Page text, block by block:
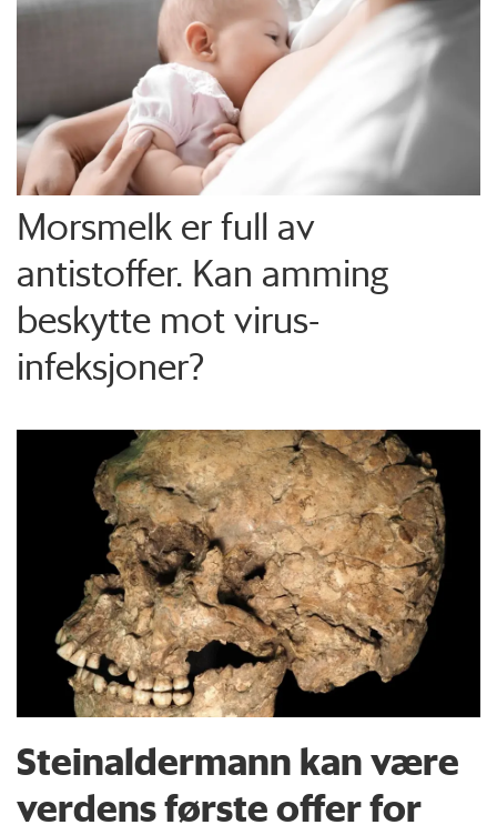
Morsmelk er full av
antistoffer. Kan amming
beskytte mot virus-
infeksjoner?
Steinaldermann kan være
verdens første offer for